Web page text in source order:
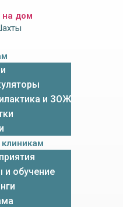
на дом
и ЗОЖ
и обучение